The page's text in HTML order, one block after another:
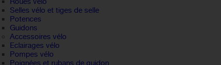
Selles vélo et tiges de selle
Potences
Guidons
Accessoires vélo
Eclairages vélo
Pompes vélo
Poignées et rubans de guidon